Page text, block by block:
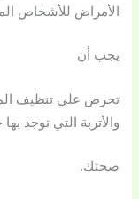
الأمراض للأشخاص
يجب أن
تحرص على تنظيف
والأتربة التي توجد
صحتك.